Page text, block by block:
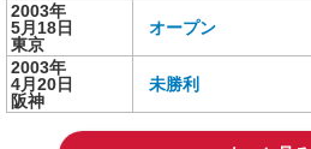
2003年
5月18日
東京
オープン
2003年
4月20日
阪神
未勝利